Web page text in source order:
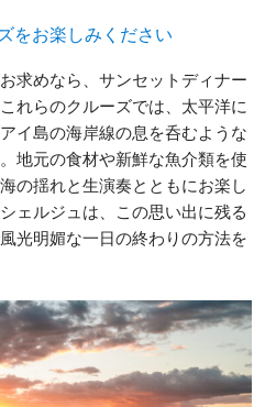
をお楽しみください
求めなら、サンセットディナー
れらのクルーズでは、太平洋に
イ島の海岸線の息を呑むような
地元の食材や新鮮な魚介類を使
の揺れと生演奏とともにお楽し
ェルジュは、この思い出に残る
光明媚な一日の終わりの方法を